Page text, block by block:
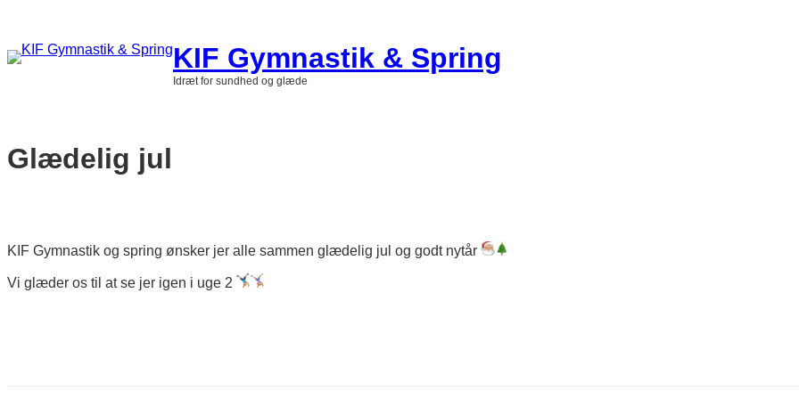
indhold
KIF Gymnastik & Spring
Idræt for sundhed og glæde
Glædelig jul
KIF Gymnastik og spring ønsker jer alle sammen glædelig jul og godt nytår
Vi glæder os til at se jer igen i uge 2